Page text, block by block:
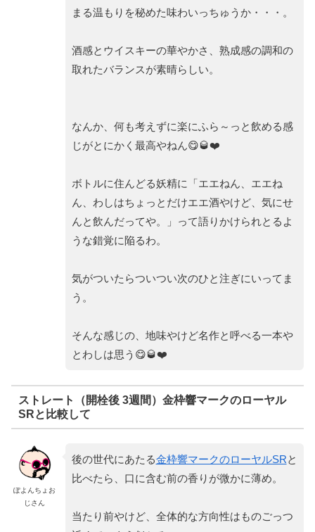
まる温もりを秘めた味わいっちゅうか・・・。
酒感とウイスキーの華やかさ、熟成感の調和の
取れたバランスが素晴らしい。
なんか、何も考えずに楽にふら～っと飲める感
じがとにかく最高やねん😋🥃❤️
ボトルに住んどる妖精に「エエねん、エエね
ん、わしはちょっとだけエエ酒やけど、気にせ
んと飲んだってや。」って語りかけられとるよ
うな錯覚に陥るわ。
気がついたらついつい次のひと注ぎにいってま
う。
そんな感じの、地味やけど名作と呼べる一本や
とわしは思う😋🥃❤️
ストレート（開栓後 3週間）金枠響マークのローヤル
SRと比較して
ぽよんちょお
じさん
後の世代にあたる金枠響マークのローヤルSRと
比べたら、口に含む前の香りが微かに薄め。
当たり前やけど、全体的な方向性はものごっつ